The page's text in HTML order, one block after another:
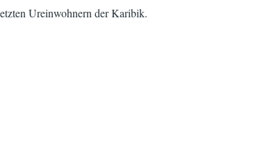
Ureinwohnern der Karibik.